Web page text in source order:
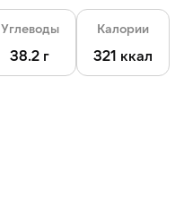
Углеводы
38.2 г
Калории
321 ккал